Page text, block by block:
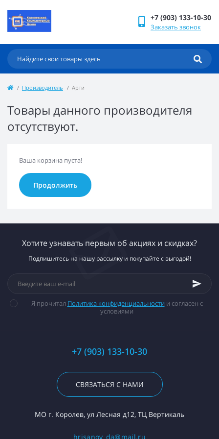
+7 (903) 133-10-30
Заказать звонок
Производитель Арти
Товары данного производителя
отсутствуют.
Ваша корзина пуста!
Продолжить
Хотите узнавать первым об акциях и скидках?
Подпишитесь на нашу рассылку и покупайте с выгодой!
Я прочитал Политика конфиденциальности и согласен с
условиями
+7 (903) 133-10-30
СВЯЗАТЬСЯ С НАМИ
МО г. Королев, ул Лесная д12, ТЦ Вертикаль
hrisanov_da@mail.ru